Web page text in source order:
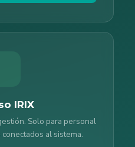
IRIX
Solo para personal
al sistema.